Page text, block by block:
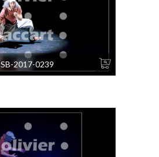
SB-2017-0239